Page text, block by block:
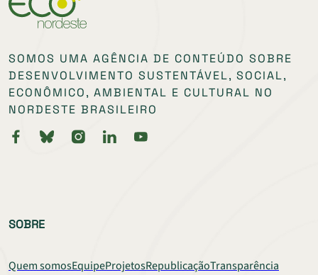
SOMOS UMA AGÊNCIA DE CONTEÚDO SOBRE
DESENVOLVIMENTO SUSTENTÁVEL, SOCIAL,
ECONÔMICO, AMBIENTAL E CULTURAL NO
NORDESTE BRASILEIRO
SOBRE
Quem somosEquipeProjetosRepublicaçãoTransparência